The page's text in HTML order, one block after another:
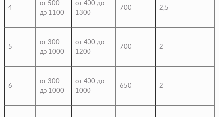
4
от 500
до 1100
от 400 до
1300
700 2,5
5
от 300
до 1000
от 400 до
1200
700 2
6
от 300
до 1000
от 400 до
1000
650 2